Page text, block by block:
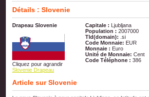
Détails : Slovenie
Drapeau Slovenie
Cliquez pour agrandir
Slovenie Drapeau
Capitale : Ljubljana
Population : 2007000
Tld(domain): .si
Code Monnaie: EUR
Monnaie : Euro
Unité de Monnaie: Cent
Code Téléphone : 386
Article sur Slovenie